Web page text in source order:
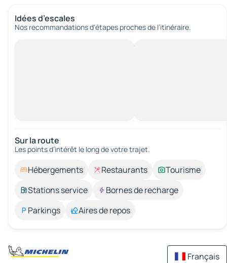
Idées d’escales
Nos recommandations d'étapes proches de l’itinéraire.
Sur la route
Les points d’intérêt le long de votre trajet.
Hébergements Restaurants
Tourisme
Stations service
Bornes de recharge
Parkings
Aires de repos
Français